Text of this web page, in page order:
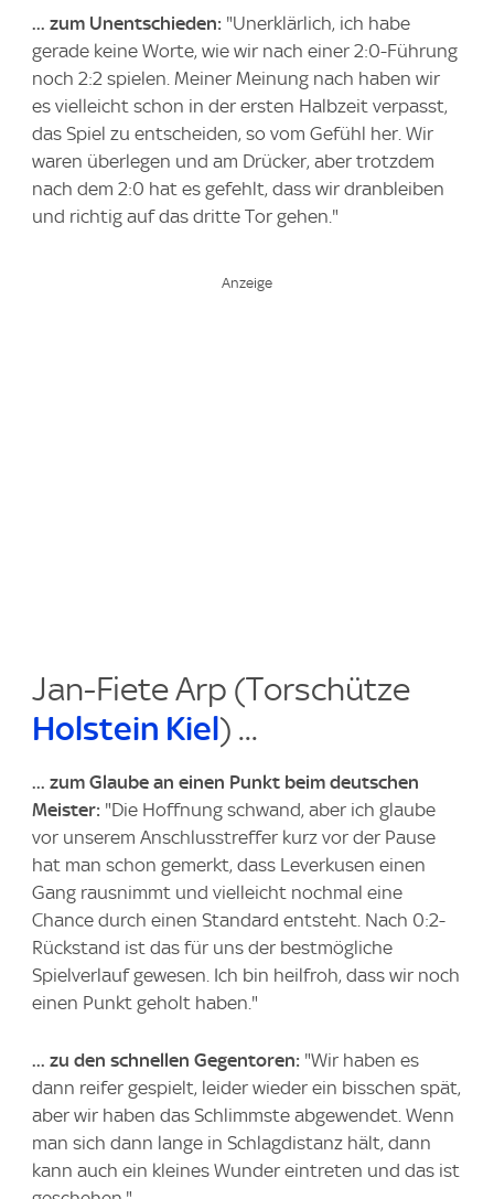
... zum Unentschieden: "Unerklärlich, ich habe
gerade keine Worte, wie wir nach einer 2:0-Führung
noch 2:2 spielen. Meiner Meinung nach haben wir
es vielleicht schon in der ersten Halbzeit verpasst,
das Spiel zu entscheiden, so vom Gefühl her. Wir
waren überlegen und am Drücker, aber trotzdem
nach dem 2:0 hat es gefehlt, dass wir dranbleiben
und richtig auf das dritte Tor gehen."
Jan-Fiete Arp (Torschütze
Holstein Kiel) ...
... zum Glaube an einen Punkt beim deutschen
Meister: "Die Hoffnung schwand, aber ich glaube
vor unserem Anschlusstreffer kurz vor der Pause
hat man schon gemerkt, dass Leverkusen einen
Gang rausnimmt und vielleicht nochmal eine
Chance durch einen Standard entsteht. Nach 0:2-
Rückstand ist das für uns der bestmögliche
Spielverlauf gewesen. Ich bin heilfroh, dass wir noch
einen Punkt geholt haben."
... zu den schnellen Gegentoren: "Wir haben es
dann reifer gespielt, leider wieder ein bisschen spät,
aber wir haben das Schlimmste abgewendet. Wenn
man sich dann lange in Schlagdistanz hält, dann
kann auch ein kleines Wunder eintreten und das ist